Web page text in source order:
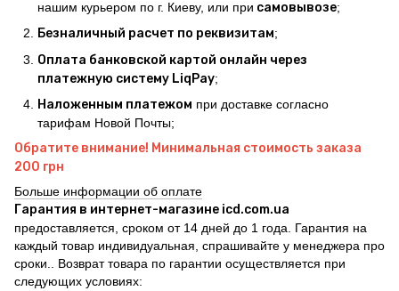
нашим курьером по г. Киеву, или при самовывозе;
Безналичный расчет по реквизитам;
Оплата банковской картой онлайн через
платежную систему LiqPay;
Наложенным платежом при доставке согласно
тарифам Новой Почты;
Обратите внимание! Минимальная стоимость заказа
200 грн
Больше информации об оплате
Гарантия в интернет-магазине icd.com.ua
предоставляется, сроком от 14 дней до 1 года. Гарантия на
каждый товар индивидуальная, спрашивайте у менеджера про
сроки.. Возврат товара по гарантии осуществляется при
следующих условиях: